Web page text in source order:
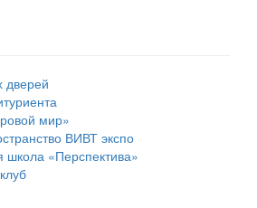
дверей
мир»
ВИВТ экспо
школа «Перспектива»